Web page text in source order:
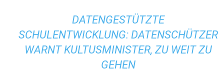
DATENGESTÜTZTE
SCHULENTWICKLUNG: DATENSCHÜTZER
WARNT KULTUSMINISTER, ZU WEIT ZU
GEHEN